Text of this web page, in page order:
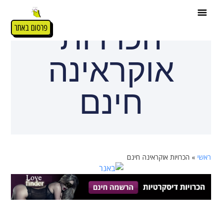
פרסום באתר הכרויות
אוקראינה
חינם
ראשי » הכרויות אוקראינה חינם